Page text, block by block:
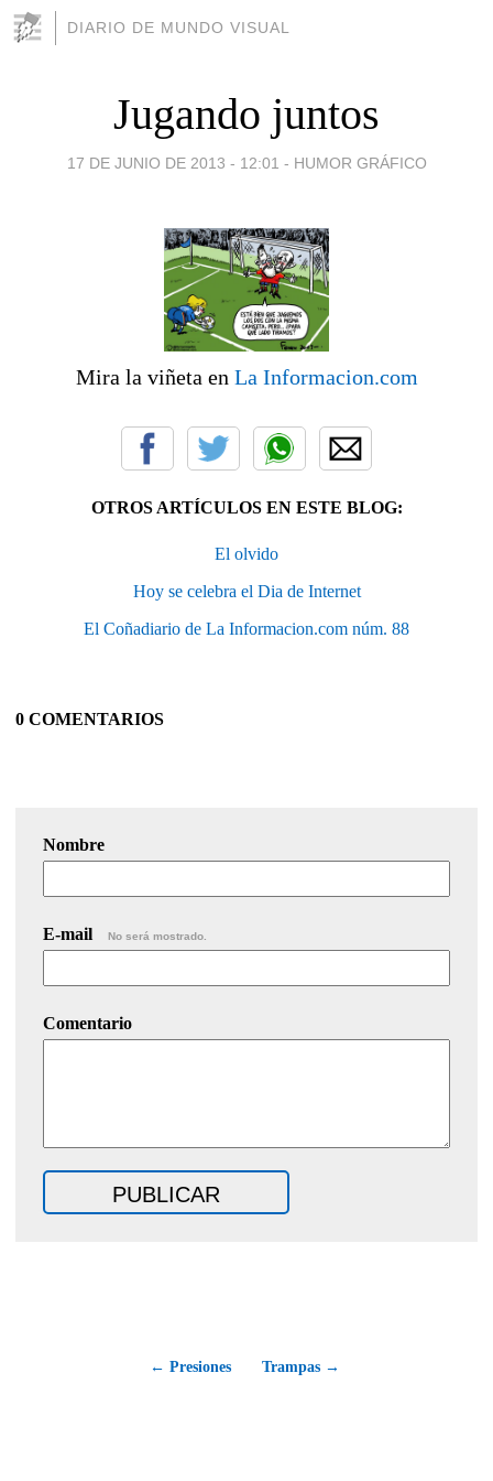
DIARIO DE MUNDO VISUAL
Jugando juntos
17 DE JUNIO DE 2013 - 12:01 - HUMOR GRÁFICO
Mira la viñeta en La Informacion.com
OTROS ARTÍCULOS EN ESTE BLOG:
El olvido
Hoy se celebra el Dia de Internet
El Coñadiario de La Informacion.com núm. 88
0 COMENTARIOS
Nombre
E-mail No será mostrado.
Comentario
← Presiones Trampas →